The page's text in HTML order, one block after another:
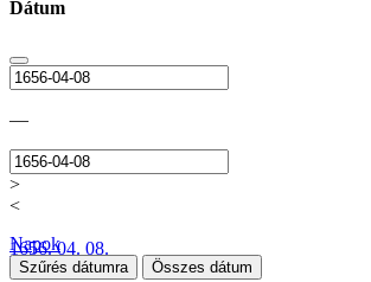
Dátum
—
>
<
1656. 04. 08.
Napok
Szűrés dátumra Összes dátum